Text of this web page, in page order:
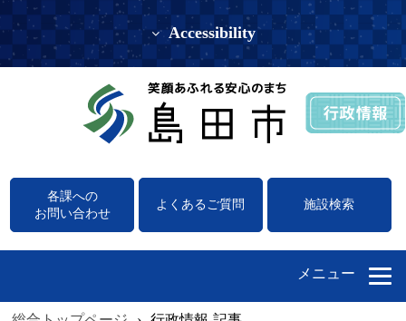
Accessibility
各課への
お問い合わせ
よくあるご質問 施設検索
メニュー